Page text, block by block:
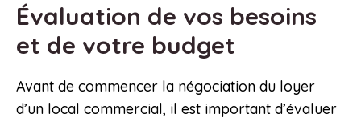
Évaluation de vos besoins
et de votre budget
Avant de commencer la négociation du loyer
d’un local commercial, il est important d’évaluer